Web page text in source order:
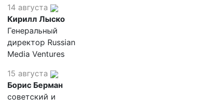
14 августа
Кирилл Лыско
Генеральный
директор Russian
Media Ventures
15 августа
Борис Берман
советский и